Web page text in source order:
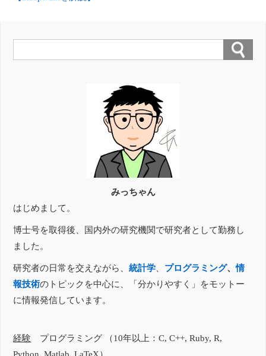
みっちゃん
はじめまして。
博士号を取得後、国内外の研究機関で研究者として勤務し
ました。
研究者の日常を交えながら、統計学 プログラミング、情
報技術のトピックを中心に、「分かりやすく」をモットー
に情報発信しています。
経験 プログラミング （10年以上：C, C++, Ruby, R,
Python, Matlab, LaTeX）